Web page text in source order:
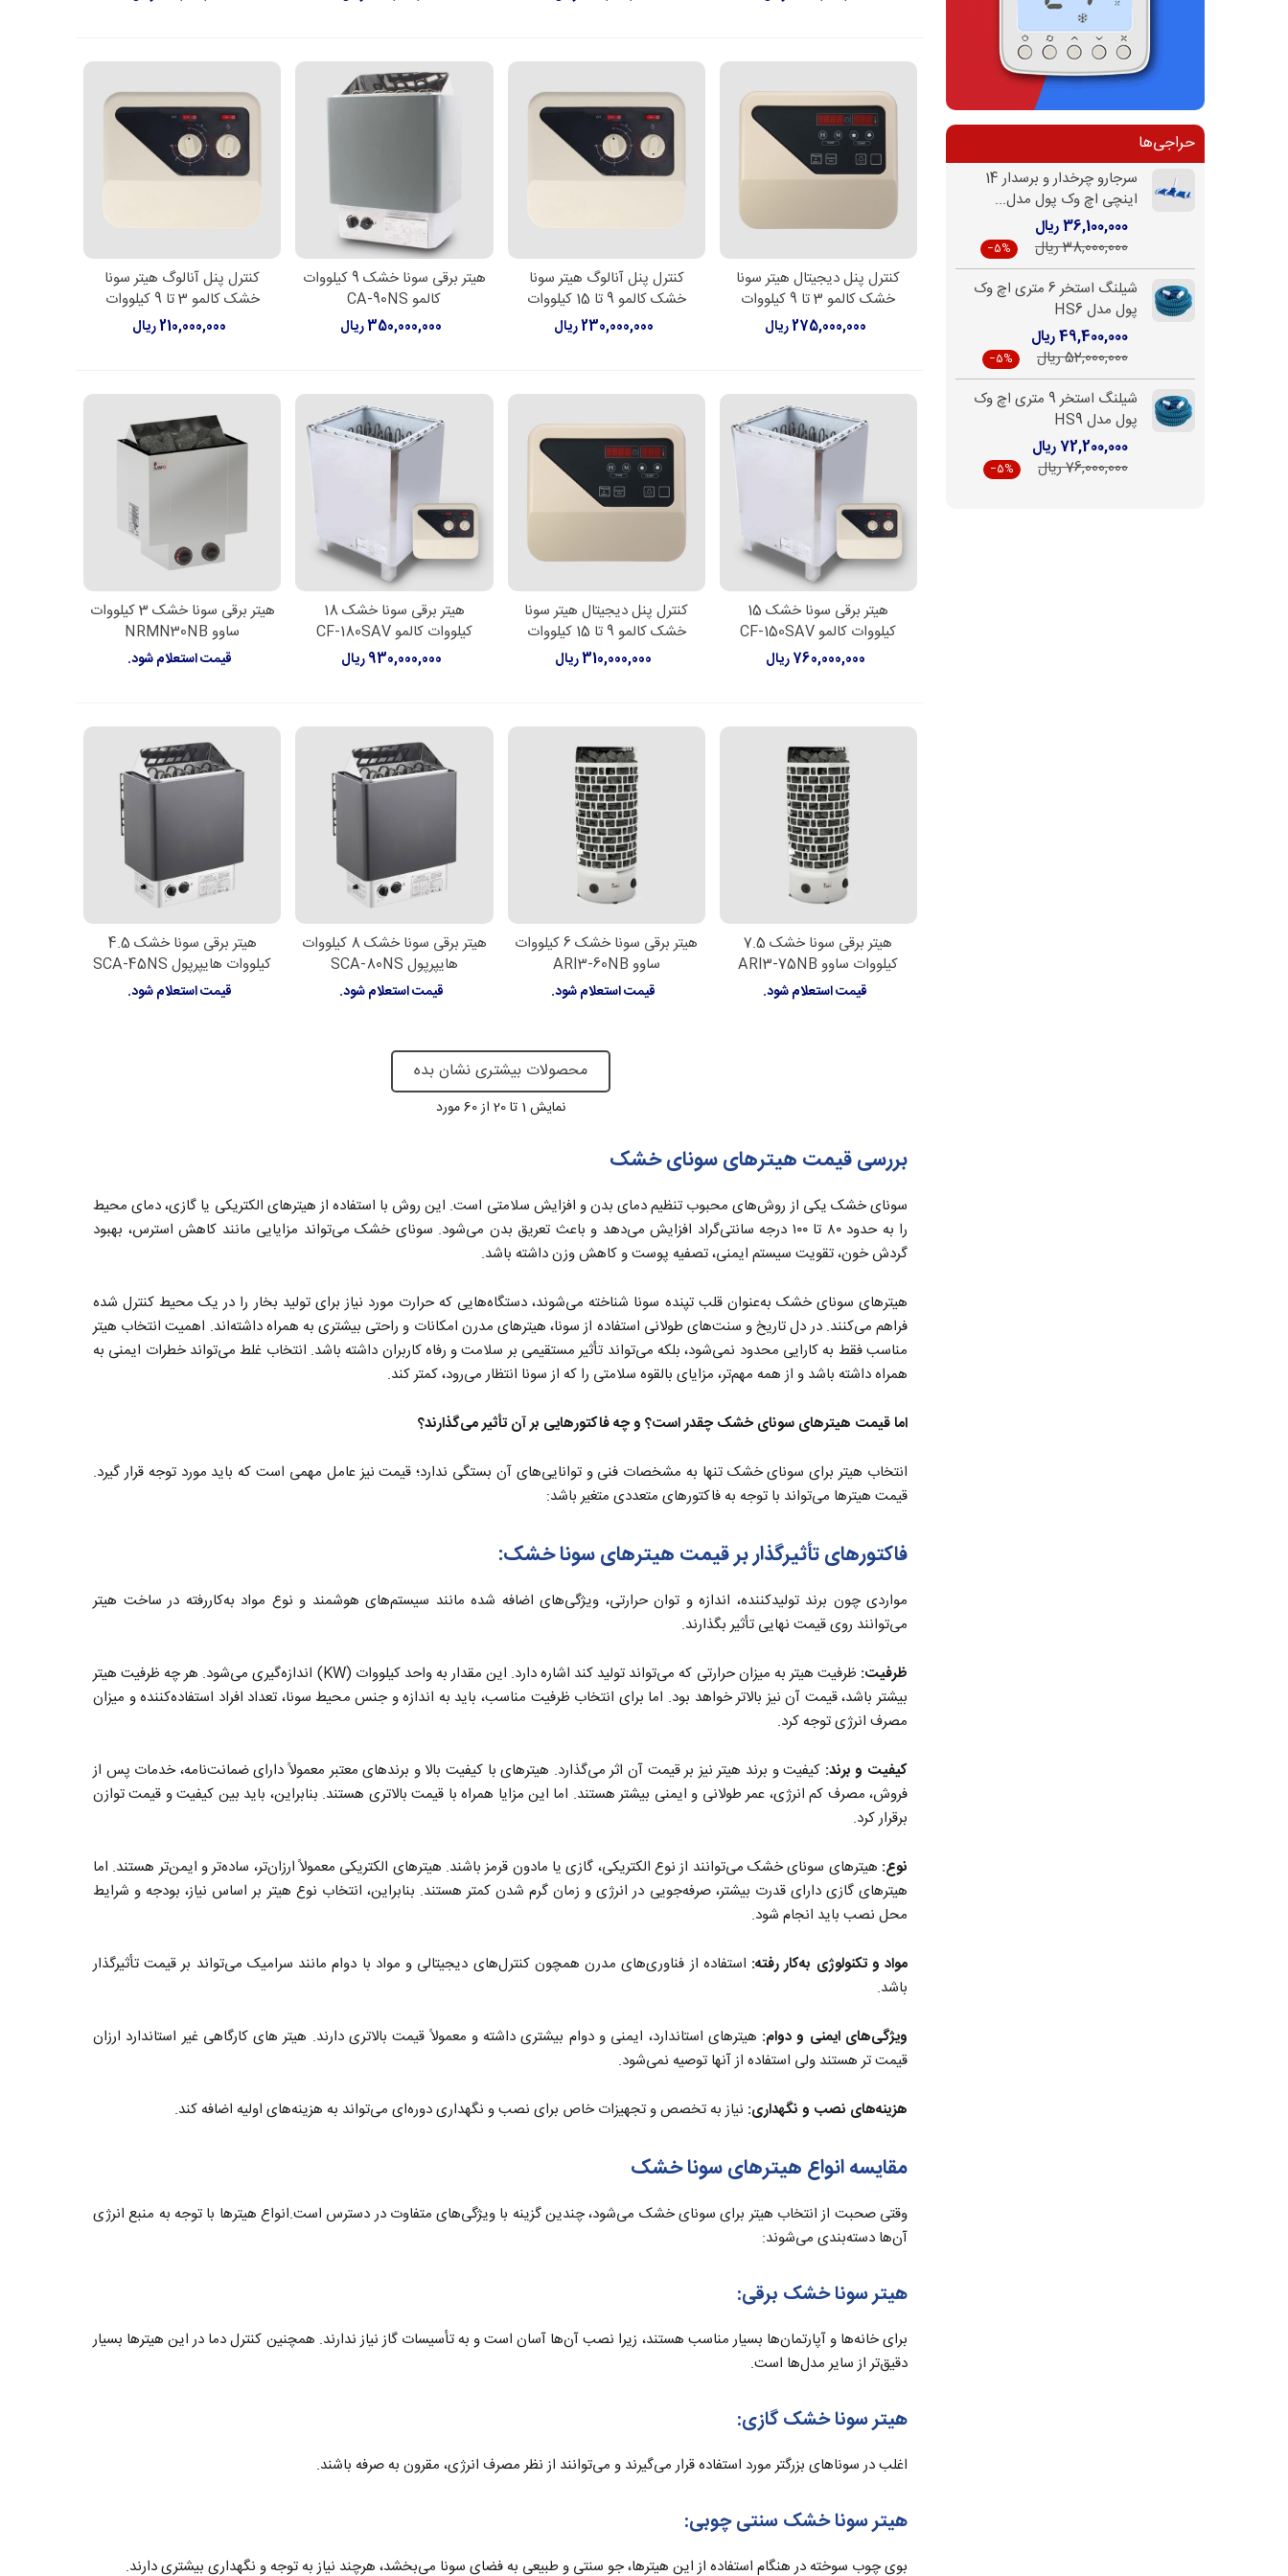
حراجی‌ها
سرجارو چرخدار و برسدار 14
اینچی اچ وک پول مدل...
36,100,000 ریال
38,000,000 ریال
‎−5%
شیلنگ استخر 6 متری اچ وک
پول مدل HS6
49,400,000 ریال
52,000,000 ریال
‎−5%
شیلنگ استخر 9 متری اچ وک
پول مدل HS9
72,200,000 ریال
76,000,000 ریال
‎−5%
اطلاعات بیشتر
کنترل پنل دیجیتال هیتر سونا
خشک کالمو 3 تا 9 کیلووات
275,000,000 ریال
اطلاعات بیشتر
کنترل پنل آنالوگ هیتر سونا
خشک کالمو 9 تا 15 کیلووات
230,000,000 ریال
اطلاعات بیشتر
هیتر برقی سونا خشک 9 کیلووات
کالمو CA-90NS
350,000,000 ریال
اطلاعات بیشتر
کنترل پنل آنالوگ هیتر سونا
خشک کالمو 3 تا 9 کیلووات
210,000,000 ریال
اطلاعات بیشتر
هیتر برقی سونا خشک 15
کیلووات کالمو CF-150SAV
760,000,000 ریال
اطلاعات بیشتر
کنترل پنل دیجیتال هیتر سونا
خشک کالمو 9 تا 15 کیلووات
310,000,000 ریال
اطلاعات بیشتر
هیتر برقی سونا خشک 18
کیلووات کالمو CF-180SAV
930,000,000 ریال
اطلاعات بیشتر
هیتر برقی سونا خشک 3 کیلووات
ساوو NRMN30NB
قیمت استعلام شود.
اطلاعات بیشتر
هیتر برقی سونا خشک 7.5
کیلووات ساوو ARI3-75NB
قیمت استعلام شود.
اطلاعات بیشتر
هیتر برقی سونا خشک 6 کیلووات
ساوو ARI3-60NB
قیمت استعلام شود.
اطلاعات بیشتر
هیتر برقی سونا خشک 8 کیلووات
هایپرپول SCA-80NS
قیمت استعلام شود.
اطلاعات بیشتر
هیتر برقی سونا خشک 4.5
کیلووات هایپرپول SCA-45NS
قیمت استعلام شود.
محصولات بیشتری نشان بده
نمایش 1 تا 20 از 60 مورد
بررسی قیمت هیترهای سونای خشک
سونای خشک یکی از روش‌های محبوب تنظیم دمای بدن و افزایش سلامتی است. این روش با استفاده از هیترهای الکتریکی یا گازی، دمای محیط
را به حدود ۸۰ تا ۱۰۰ درجه سانتی‌گراد افزایش می‌دهد و باعث تعریق بدن می‌شود. سونای خشک می‌تواند مزایایی مانند کاهش استرس، بهبود
گردش خون، تقویت سیستم ایمنی، تصفیه پوست و کاهش وزن داشته باشد.
هیترهای سونای خشک به‌عنوان قلب تپنده سونا شناخته می‌شوند، دستگاه‌هایی که حرارت مورد نیاز برای تولید بخار را در یک محیط کنترل شده
فراهم می‌کنند. در دل تاریخ و سنت‌های طولانی استفاده از سونا، هیترهای مدرن امکانات و راحتی بیشتری به همراه داشته‌اند. اهمیت انتخاب هیتر
مناسب فقط به کارایی محدود نمی‌شود، بلکه می‌تواند تأثیر مستقیمی بر سلامت و رفاه کاربران داشته باشد. انتخاب غلط می‌تواند خطرات ایمنی به
همراه داشته باشد و از همه مهم‌تر، مزایای بالقوه سلامتی را که از سونا انتظار می‌رود، کمتر کند.
اما قیمت هیترهای سونای خشک چقدر است؟ و چه فاکتورهایی بر آن تأثیر می‌گذارند؟
انتخاب هیتر برای سونای خشک تنها به مشخصات فنی و توانایی‌های آن بستگی ندارد؛ قیمت نیز عامل مهمی است که باید مورد توجه قرار گیرد.
قیمت هیترها می‌تواند با توجه به فاکتورهای متعددی متغیر باشد:
فاکتورهای تأثیرگذار بر قیمت هیترهای سونا خشک:
مواردی چون برند تولیدکننده، اندازه و توان حرارتی، ویژگی‌های اضافه شده مانند سیستم‌های هوشمند و نوع مواد به‌کاررفته در ساخت هیتر
می‌توانند روی قیمت نهایی تأثیر بگذارند.
ظرفیت:
ظرفیت هیتر به میزان حرارتی که می‌تواند تولید کند اشاره دارد. این مقدار به واحد کیلووات (KW) اندازه‌گیری می‌شود. هر چه ظرفیت هیتر
بیشتر باشد، قیمت آن نیز بالاتر خواهد بود. اما برای انتخاب ظرفیت مناسب، باید به اندازه و جنس محیط سونا، تعداد افراد استفاده‌کننده و میزان
مصرف انرژی توجه کرد.
کیفیت و برند: کیفیت و برند هیتر نیز بر قیمت آن اثر می‌گذارد. هیترهای با کیفیت بالا و برندهای معتبر معمولاً دارای ضمانت‌نامه، خدمات پس از
فروش، مصرف کم انرژی، عمر طولانی و ایمنی بیشتر هستند. اما این مزایا همراه با قیمت بالاتری هستند. بنابراین، باید بین کیفیت و قیمت توازن
برقرار کرد.
نوع: هیترهای سونای خشک می‌توانند از نوع الکتریکی، گازی یا مادون قرمز باشند. هیترهای الکتریکی معمولاً ارزان‌تر، ساده‌تر و ایمن‌تر هستند. اما
هیترهای گازی دارای قدرت بیشتر، صرفه‌جویی در انرژی و زمان گرم شدن کمتر هستند. بنابراین، انتخاب نوع هیتر بر اساس نیاز، بودجه و شرایط
محل نصب باید انجام شود.
مواد و تکنولوژی به‌کار رفته: استفاده از فناوری‌های مدرن همچون کنترل‌های دیجیتالی و مواد با دوام مانند سرامیک می‌تواند بر قیمت تأثیرگذار
باشد.
ویژگی‌های ایمنی و دوام: هیترهای استاندارد، ایمنی و دوام بیشتری داشته و معمولاً قیمت بالاتری دارند. هیتر های کارگاهی غیر استاندارد ارزان
قیمت تر هستند ولی استفاده از آنها توصیه نمی‌شود.
هزینه‌های نصب و نگهداری: نیاز به تخصص و تجهیزات خاص برای نصب و نگهداری دوره‌ای می‌تواند به هزینه‌های اولیه اضافه کند.
مقایسه انواع هیترهای سونا خشک
وقتی صحبت از انتخاب هیتر برای سونای خشک می‌شود، چندین گزینه با ویژگی‌های متفاوت در دسترس است.انواع هیترها با توجه به منبع انرژی
آن‌ها دسته‌بندی می‌شوند:
هیتر سونا خشک برقی:
برای خانه‌ها و آپارتمان‌ها بسیار مناسب هستند، زیرا نصب آن‌ها آسان است و به تأسیسات گاز نیاز ندارند. همچنین کنترل دما در این هیترها بسیار
دقیق‌تر از سایر مدل‌ها است.
هیتر سونا خشکگازی:
اغلب در سوناهای بزرگتر مورد استفاده قرار می‌گیرند و می‌توانند از نظر مصرف انرژی، مقرون به صرفه باشند.
هیتر سونا خشک سنتیچوبی:
بوی چوب سوخته در هنگام استفاده از این هیترها، جو سنتی و طبیعی به فضای سونا می‌بخشد، هرچند نیاز به توجه و نگهداری بیشتری دارند.